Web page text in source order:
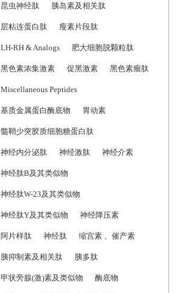
昆虫神经肽 胰岛素及相关肽
层粘连蛋白肽 瘦素片段肽
LH-RH & Analogs 肥大细胞脱颗粒肽
黑色素浓集激素 促黑激素 黑色素瘤肽
Miscellaneous Peptides
基质金属蛋白酶底物 胃动素
髓鞘少突胶质细胞糖蛋白肽
神经内分泌肽 神经激肽 神经介素
神经肽B及其类似物
神经肽W-23及其类似物
神经肽Y及其类似物 神经降压素
阿片样肽 神经肽 缩宫素 、催产素
胰抑制素及相关肽 胰多肽
甲状旁腺(激)素及类似物 酶底物